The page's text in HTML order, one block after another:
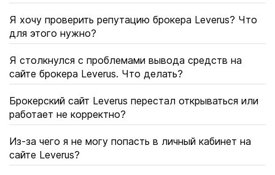
Я хочу проверить репутацию брокера Leverus? Что
для этого нужно?
Я столкнулся с проблемами вывода средств на
сайте брокера Leverus. Что делать?
Брокерский сайт Leverus перестал открываться или
работает не корректно?
Из-за чего я не могу попасть в личный кабинет на
сайте Leverus?